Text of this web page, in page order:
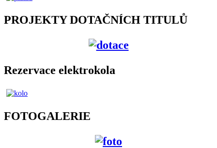
PROJEKTY DOTAČNÍCH TITULŮ
Rezervace elektrokola
FOTOGALERIE